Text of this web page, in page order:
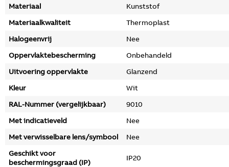
Materiaal
Kunststof
Materiaalkwaliteit
Thermoplast
Halogeenvrij
Nee
Oppervlaktebescherming
Onbehandeld
Uitvoering oppervlakte
Glanzend
Kleur
Wit
RAL-Nummer (vergelijkbaar)
9010
Met indicatieveld
Nee
Met verwisselbare lens/symbool
Nee
Geschikt voor
beschermingsgraad (IP)
IP20